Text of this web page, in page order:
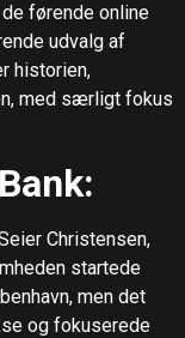
førende online
udvalg af
historien,
med særligt fokus
Christensen,
startede
men det
og fokuserede